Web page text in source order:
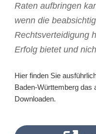
Raten aufbringen
wenn die
Rechtsverteidigung
Erfolg bietet und
Hier finden Sie
Baden-Württemberg das
Downloaden.